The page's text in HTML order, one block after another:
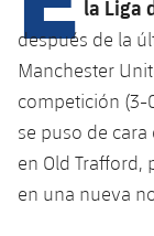
plusicon
más
Spotify
SUB13
SUB12
SUB11 A
SUB11 B
SUB13 B
SUB12 C
SUB11 C
Entradas
Base
Barça
Junior
Cadete A
Campus
Primer
plusicon
más
Barça
plusicon
más
la Liga
después de la
Manchester
competición (3-
se puso de
en Old Trafford,
en una nueva